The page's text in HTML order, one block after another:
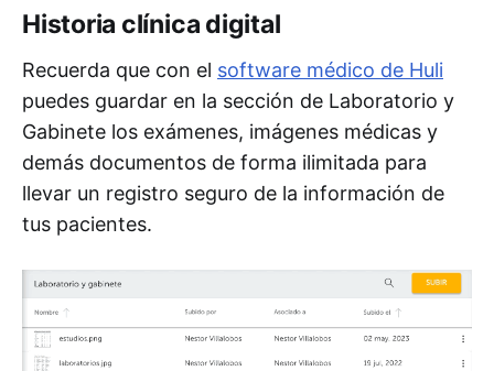
Historia clínica digital
Recuerda que con el software médico de Huli
puedes guardar en la sección de Laboratorio y
Gabinete los exámenes, imágenes médicas y
demás documentos de forma ilimitada para
llevar un registro seguro de la información de
tus pacientes.